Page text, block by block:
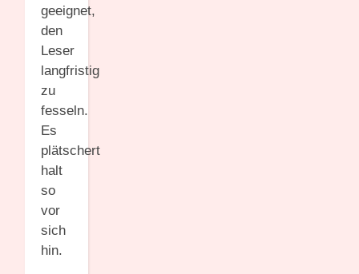
geeignet,
den
Leser
langfristig
zu
fesseln.
Es
plätschert
halt
so
vor
sich
hin.